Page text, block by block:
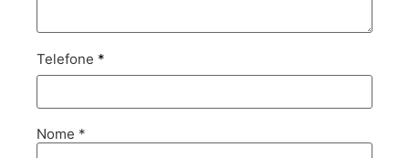
Telefone *
Nome *